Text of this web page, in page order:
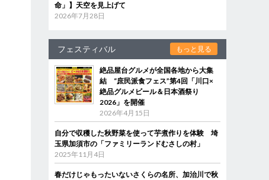
命」】天空を見上げて
2026年7月28日
フェスティバル もっと見る
絶品屋台グルメが全国各地から大集
結 “庶民派食フェス”第4回「川口×
絶品グルメビール＆日本酒祭り
2026」を開催
2026年4月15日
自分で収穫した秋野菜を使って芋煮作りを体験 埼
玉県加須市の「ファミリーランドむさしの村」
2025年11月4日
春だけじゃもったいないさくらの名所、加治川で秋